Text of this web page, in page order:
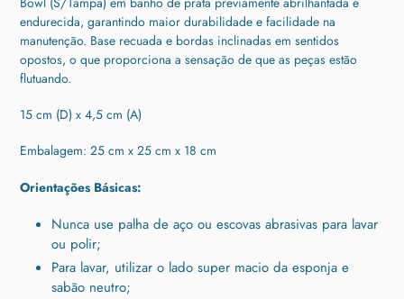
endurecida, garantindo maior durabilidade e facilidade na
manutenção. Base recuada e bordas inclinadas em sentidos
opostos, o que proporciona a sensação de que as peças estão
flutuando.
15 cm (D) x 4,5 cm (A)
Embalagem: 25 cm x 25 cm x 18 cm
Orientações Básicas:
Nunca use palha de aço ou escovas abrasivas para lavar
ou polir;
Para lavar, utilizar o lado super macio da esponja e
sabão neutro;